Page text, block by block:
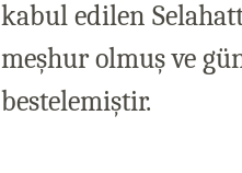
kabul edilen
meşhur olmuş ve
bestelemiştir.